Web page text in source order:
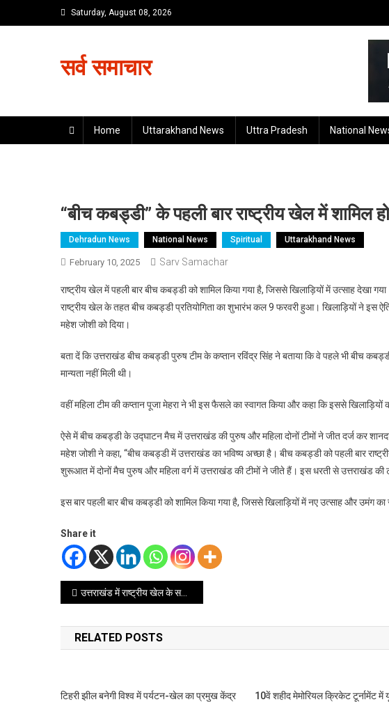
to
Saturday, August 08, 2026
सर्व समाचार
Home Uttarakhand News Uttra Pradesh National
“बीच कबड्डी” के पहली बार राष्ट्रीय खेल में शामिल
Dehradun News National News Spiritual Uttarakhand News
February 10, 2025 Sarv Samachar
राष्ट्रीय खेल में पहली बार बीच कबड्डी को शामिल किया गया है, जिससे खिलाड़ियों में उत्साह देखा
राष्ट्रीय खेल के तहत बीच कबड्डी प्रतियोगिता का शुभारंभ कल 9 फरवरी हुआ। खिलाड़ियों ने इस
महेश जोशी को दिया।
बता दें कि उत्तराखंड बीच कबड्डी पुरुष टीम के कप्तान रविंद्र सिंह ने बताया कि वे पहले भी बीच
मान्यता नहीं मिली थी।
वहीं महिला टीम की कप्तान पूजा मेहरा ने भी इस फैसले का स्वागत किया और कहा कि इससे खिलाड़ियों
ऐसे में बीच कबड्डी के उद्घाटन मैच में उत्तराखंड की पुरुष और महिला दोनों टीमों ने जीत दर्ज कर
महेश जोशी ने कहा, “बीच कबड्डी में उत्तराखंड का भविष्य अच्छा है। बीच कबड्डी को पहली बार
शुरूआत में दोनों मैच पुरुष और महिला वर्ग में उत्तराखंड की टीमों ने जीते हैं। इस धरती से उत्तराखंड की
इस बार पहली बार बीच कबड्डी को शामिल किया गया है, जिससे खिलाड़ियों में नए उत्साह और उमंग
Share it
Post
navigation
उत्तराखंड में राष्ट्रीय खेल के सफल आयोजन से युवाओं को मिलेगी नई दिशा
RELATED POSTS
टिहरी झील बनेगी विश्व में पर्यटन-खेल का प्रमुख केंद्र
10वें शहीद मेमोरियल क्रिकेट टूर्नामेंट में